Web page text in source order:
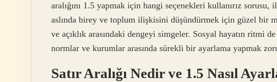
aralığını 1.5 yapmak için hangi seçenekleri kullanırız
aslında birey ve toplum ilişkisini düşündürmek için güzel bir
ve açıklık arasındaki dengeyi simgeler. Sosyal hayatın ritmi
normlar ve kurumlar arasında sürekli bir ayarlama yapmak
Satır Aralığı Nedir ve 1.5 Nasıl